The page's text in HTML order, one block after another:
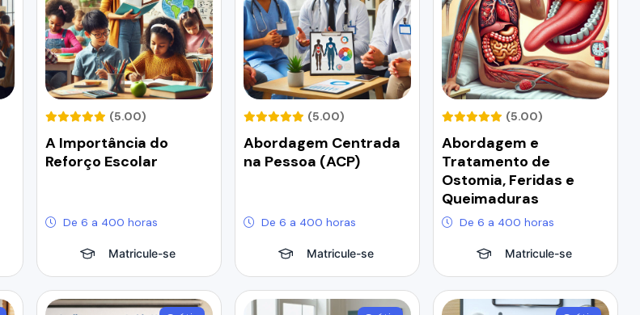
(5.00)
A Importância do
Reforço Escolar
De 6 a 400 horas
Matricule-se
(5.00)
Abordagem Centrada
na Pessoa (ACP)
De 6 a 400 horas
Matricule-se
(5.00)
Abordagem e
Tratamento de
Ostomia, Feridas e
Queimaduras
De 6 a 400 horas
Matricule-se